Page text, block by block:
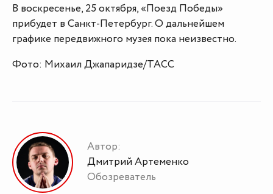
В воскресенье, 25 октября, «Поезд Победы»
прибудет в Санкт-Петербург. О дальнейшем
графике передвижного музея пока неизвестно.
Фото: Михаил Джапаридзе/ТАСС
Автор:
Дмитрий Артеменко
Обозреватель